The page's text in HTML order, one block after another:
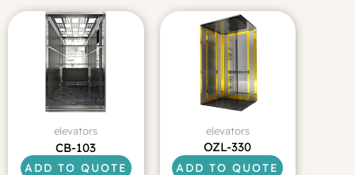
elevators
OZL-330
ADD TO QUOTE
elevators
CB-103
ADD TO QUOTE